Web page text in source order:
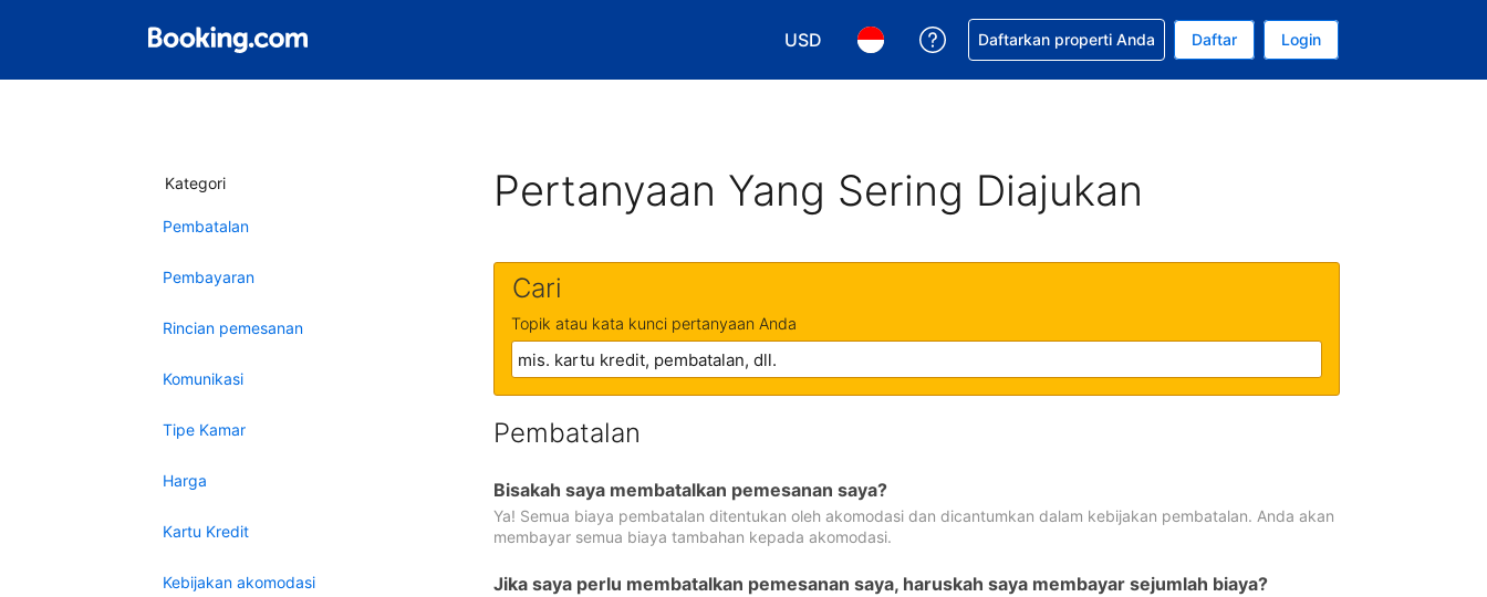
USD
Pilih mata uang Anda. Mata uang Anda saat ini adalah Dolar Amerika Serikat
Pilih bahasa Anda. Bahasa Anda saat ini adalah Bahasa Indonesia
Dapatkan bantuan untuk pemesanan Anda
Daftarkan properti Anda Daftar Login
Kategori
Pembatalan
Pembayaran
Rincian pemesanan
Komunikasi
Tipe Kamar
Harga
Kartu Kredit
Kebijakan akomodasi
Pertanyaan Yang Sering Diajukan
Cari
Topik atau kata kunci pertanyaan Anda
Pembatalan
Bisakah saya membatalkan pemesanan saya?
Ya! Semua biaya pembatalan ditentukan oleh akomodasi dan dicantumkan dalam kebijakan pembatalan. Anda akan
membayar semua biaya tambahan kepada akomodasi.
Jika saya perlu membatalkan pemesanan saya, haruskah saya membayar sejumlah biaya?